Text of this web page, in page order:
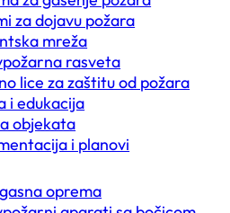
za dojavu požara
mreža
rasveta
lice za zaštitu od požara
i edukacija
objekata
i planovi
oprema